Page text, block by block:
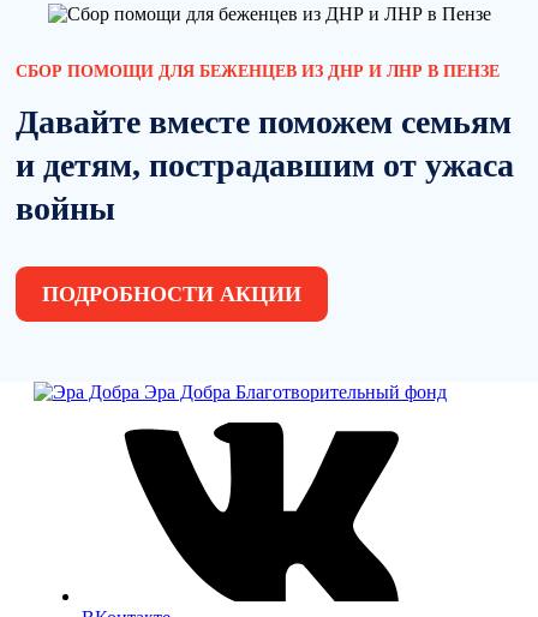
СБОР ПОМОЩИ ДЛЯ БЕЖЕНЦЕВ ИЗ ДНР И ЛНР В ПЕНЗЕ
Давайте вместе поможем семьям
и детям, пострадавшим от ужаса
войны
ПОДРОБНОСТИ АКЦИИ
Эра Добра Благотворительный фонд